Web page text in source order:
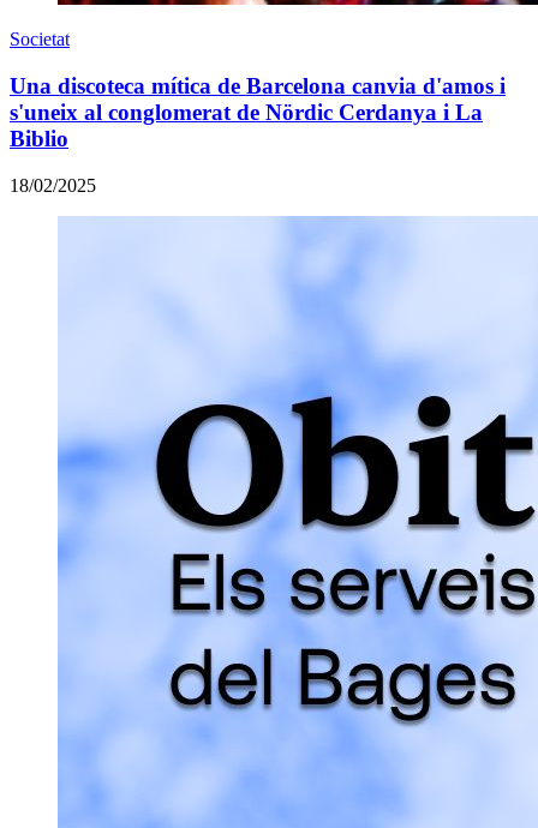
Societat
Una discoteca mítica de Barcelona canvia d'amos i
s'uneix al conglomerat de Nördic Cerdanya i La
Biblio
18/02/2025